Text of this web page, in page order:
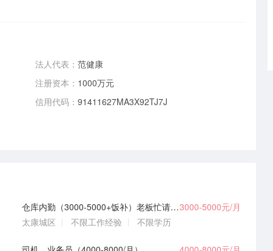
法人代表： 范健康
注册资本： 1000万元
信用代码： 91411627MA3X92TJ7J
仓库内勤（3000-5000+饭补）老板忙请打电话联系3000-5000元/月
太康城区
不限工作经验 不限学历